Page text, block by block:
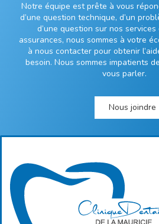
Notre équipe est prête à vous
d’une question technique, d’un
d’une question sur nos
assurances, nous sommes à votre
à nous contacter pour obtenir
besoin. Nous sommes impatients
vous parler.
Nous joindre